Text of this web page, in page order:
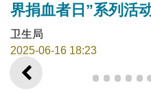
界捐血者日”系列活
卫生局
2025-06-16 18:23
上一则 1 2 3 4 5